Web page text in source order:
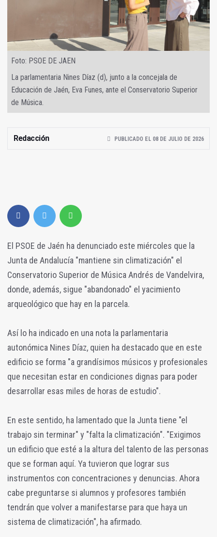
Foto: PSOE DE JAEN
La parlamentaria Nines Díaz (d), junto a la concejala de
Educación de Jaén, Eva Funes, ante el Conservatorio Superior
de Música.
Redacción PUBLICADO EL 08 DE JULIO DE 2026
El PSOE de Jaén ha denunciado este miércoles que la
Junta de Andalucía "mantiene sin climatización" el
Conservatorio Superior de Música Andrés de Vandelvira,
donde, además, sigue "abandonado" el yacimiento
arqueológico que hay en la parcela.
Así lo ha indicado en una nota la parlamentaria
autonómica Nines Díaz, quien ha destacado que en este
edificio se forma "a grandísimos músicos y profesionales
que necesitan estar en condiciones dignas para poder
desarrollar esas miles de horas de estudio".
En este sentido, ha lamentado que la Junta tiene "el
trabajo sin terminar" y "falta la climatización". "Exigimos
un edificio que esté a la altura del talento de las personas
que se forman aquí. Ya tuvieron que lograr sus
instrumentos con concentraciones y denuncias. Ahora
cabe preguntarse si alumnos y profesores también
tendrán que volver a manifestarse para que haya un
sistema de climatización", ha afirmado.